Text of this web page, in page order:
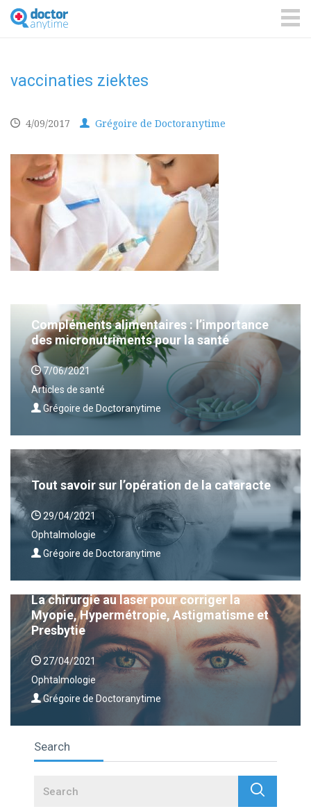
DoctorAnyTime
You
are
vaccinaties ziektes
4/09/2017 Grégoire de Doctoranytime
Compléments alimentaires : l’importance
des micronutriments pour la santé
7/06/2021
Articles de santé
Grégoire de Doctoranytime
Tout savoir sur l’opération de la cataracte
29/04/2021
Ophtalmologie
Grégoire de Doctoranytime
La chirurgie au laser pour corriger la
Myopie, Hypermétropie, Astigmatisme et
Presbytie
27/04/2021
Ophtalmologie
Grégoire de Doctoranytime
Search
Search